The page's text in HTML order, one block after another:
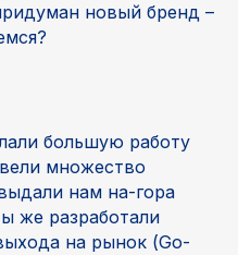
новый бренд –
большую работу
множество
нам на-гора
же разработали
на рынок (Go-